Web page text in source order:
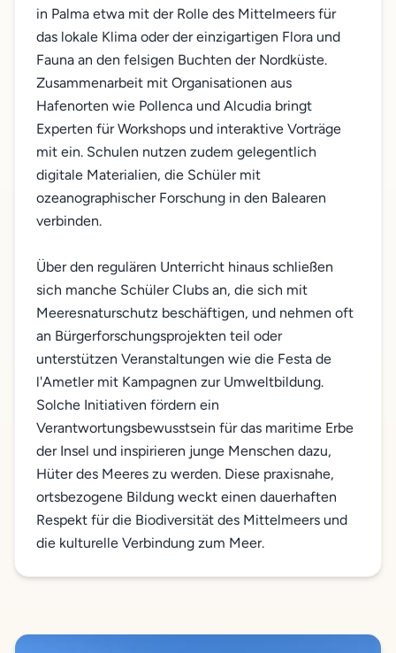
in Palma etwa mit der Rolle des Mittelmeers für
das lokale Klima oder der einzigartigen Flora und
Fauna an den felsigen Buchten der Nordküste.
Zusammenarbeit mit Organisationen aus
Hafenorten wie Pollenca und Alcudia bringt
Experten für Workshops und interaktive Vorträge
mit ein. Schulen nutzen zudem gelegentlich
digitale Materialien, die Schüler mit
ozeanographischer Forschung in den Balearen
verbinden.
Über den regulären Unterricht hinaus schließen
sich manche Schüler Clubs an, die sich mit
Meeresnaturschutz beschäftigen, und nehmen oft
an Bürgerforschungsprojekten teil oder
unterstützen Veranstaltungen wie die Festa de
l'Ametler mit Kampagnen zur Umweltbildung.
Solche Initiativen fördern ein
Verantwortungsbewusstsein für das maritime Erbe
der Insel und inspirieren junge Menschen dazu,
Hüter des Meeres zu werden. Diese praxisnahe,
ortsbezogene Bildung weckt einen dauerhaften
Respekt für die Biodiversität des Mittelmeers und
die kulturelle Verbindung zum Meer.